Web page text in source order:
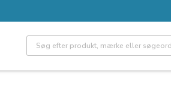
Site Search